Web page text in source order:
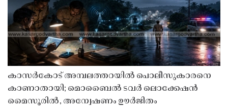
കാസർകോട് അമ്പലത്തറയിൽ പൊലീസുകാരനെ
കാണാതായി; മൊബൈൽ ടവർ ലൊക്കേഷൻ
മൈസൂരിൽ, അന്വേഷണം ഊർജിതം